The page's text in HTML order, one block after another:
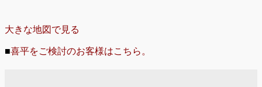
大きな地図で見る
■喜平をご検討のお客様はこちら。